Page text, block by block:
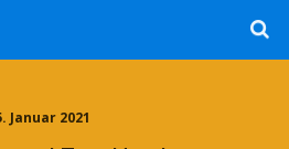
Januar 2021